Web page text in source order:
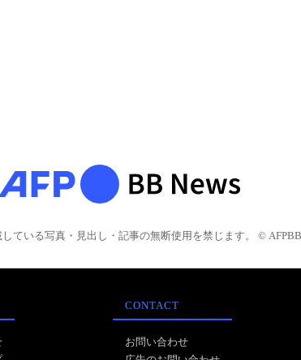
している写真・見出し・記事の無断使用を禁じます。 © AFPBB
CONTACT
お問い合わせ